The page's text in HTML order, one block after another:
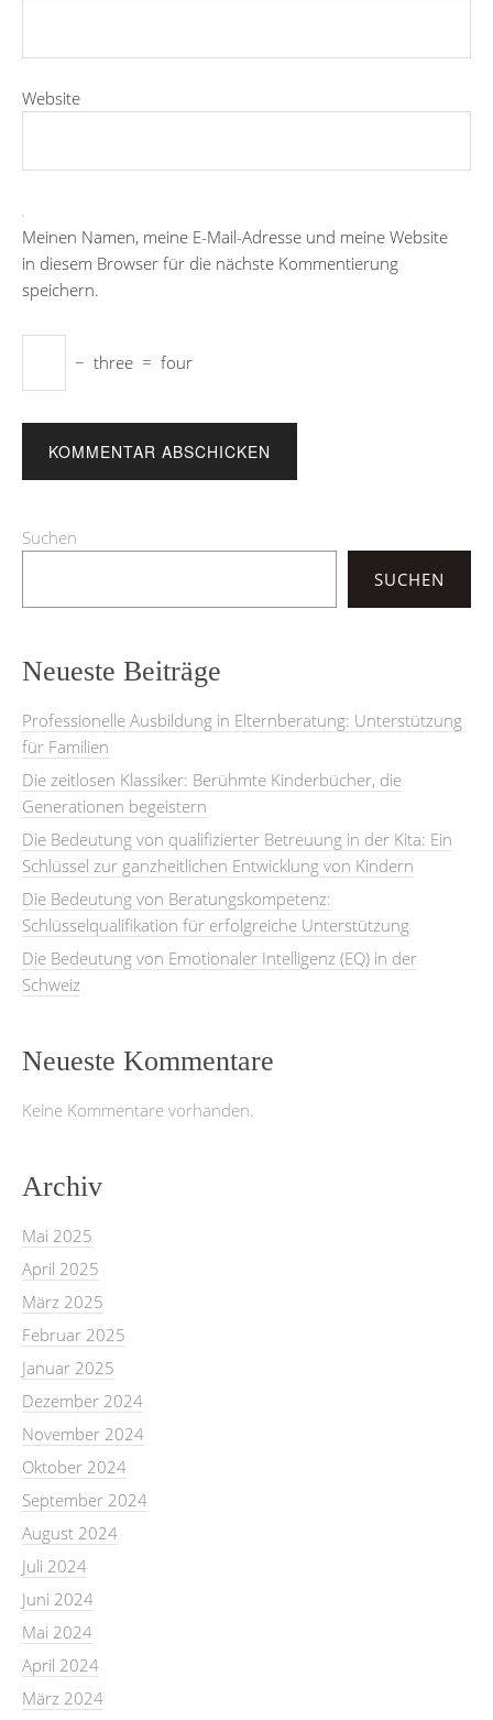
Website
Meinen Namen, meine E-Mail-Adresse und meine Website
in diesem Browser für die nächste Kommentierung
speichern.
− three = four
Suchen
SUCHEN
Neueste Beiträge
Professionelle Ausbildung in Elternberatung: Unterstützung
für Familien
Die zeitlosen Klassiker: Berühmte Kinderbücher, die
Generationen begeistern
Die Bedeutung von qualifizierter Betreuung in der Kita: Ein
Schlüssel zur ganzheitlichen Entwicklung von Kindern
Die Bedeutung von Beratungskompetenz:
Schlüsselqualifikation für erfolgreiche Unterstützung
Die Bedeutung von Emotionaler Intelligenz (EQ) in der
Schweiz
Neueste Kommentare
Keine Kommentare vorhanden.
Archiv
Mai 2025
April 2025
März 2025
Februar 2025
Januar 2025
Dezember 2024
November 2024
Oktober 2024
September 2024
August 2024
Juli 2024
Juni 2024
Mai 2024
April 2024
März 2024